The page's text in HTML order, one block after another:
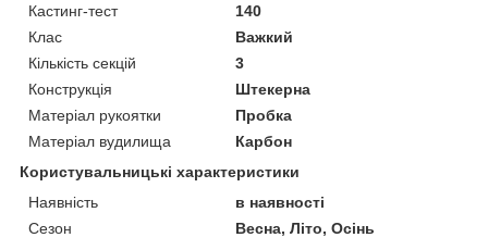
Кастинг-тест
140
Клас
Важкий
Кількість секцій
3
Конструкція
Штекерна
Матеріал рукоятки
Пробка
Матеріал вудилища
Карбон
Користувальницькі характеристики
Наявність
в наявності
Сезон
Весна, Літо, Осінь